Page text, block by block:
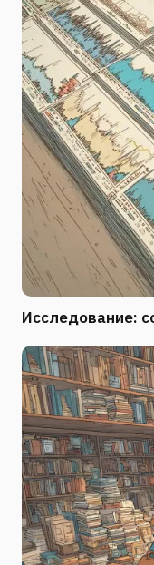
Исследование: